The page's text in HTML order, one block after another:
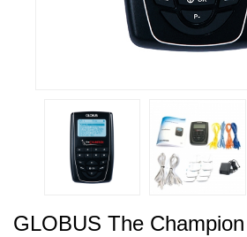
GLOBUS The Champion